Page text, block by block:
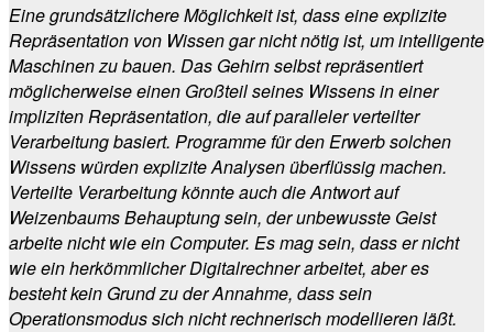
Eine grundsätzlichere Möglichkeit ist, dass eine explizite
Repräsentation von Wissen gar nicht nötig ist, um intelligente
Maschinen zu bauen. Das Gehirn selbst repräsentiert
möglicherweise einen Großteil seines Wissens in einer
impliziten Repräsentation, die auf paralleler verteilter
Verarbeitung basiert. Programme für den Erwerb solchen
Wissens würden explizite Analysen überflüssig machen.
Verteilte Verarbeitung könnte auch die Antwort auf
Weizenbaums Behauptung sein, der unbewusste Geist
arbeite nicht wie ein Computer. Es mag sein, dass er nicht
wie ein herkömmlicher Digitalrechner arbeitet, aber es
besteht kein Grund zu der Annahme, dass sein
Operationsmodus sich nicht rechnerisch modellieren läßt.